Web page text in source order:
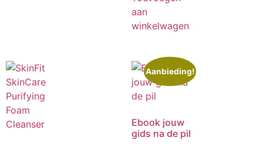
aan
winkelwagen
Aanbieding!
Ebook jouw
gids na de pil